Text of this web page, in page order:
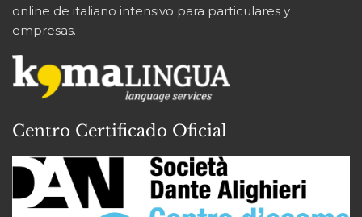
online de italiano intensivo para particulares y
empresas.
Centro Certificado Oficial